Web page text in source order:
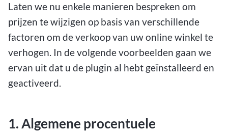
Laten we nu enkele manieren bespreken om
prijzen te wijzigen op basis van verschillende
factoren om de verkoop van uw online winkel te
verhogen. In de volgende voorbeelden gaan we
ervan uit dat u de plugin al hebt geïnstalleerd en
geactiveerd.
1. Algemene procentuele